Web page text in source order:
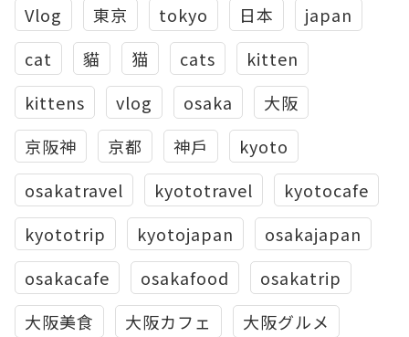
Vlog 東京 tokyo 日本
japan
cat
貓 猫 cats
kitten
kittens
vlog osaka
大阪
京阪神
京都 神戶
kyoto
osakatravel
kyototravel
kyotocafe
kyototrip
kyotojapan
osakajapan
osakacafe
osakafood
osakatrip
大阪美食
大阪カフェ
大阪グルメ